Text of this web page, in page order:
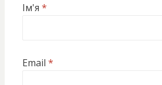
Ім'я *
Email *